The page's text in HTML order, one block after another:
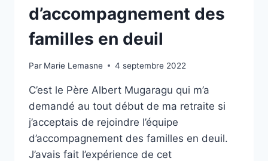
d’accompagnement des
familles en deuil
Par Marie Lemasne 4 septembre 2022
C’est le Père Albert Mugaragu qui m’a
demandé au tout début de ma retraite si
j’acceptais de rejoindre l’équipe
d’accompagnement des familles en deuil.
J’avais fait l’expérience de cet